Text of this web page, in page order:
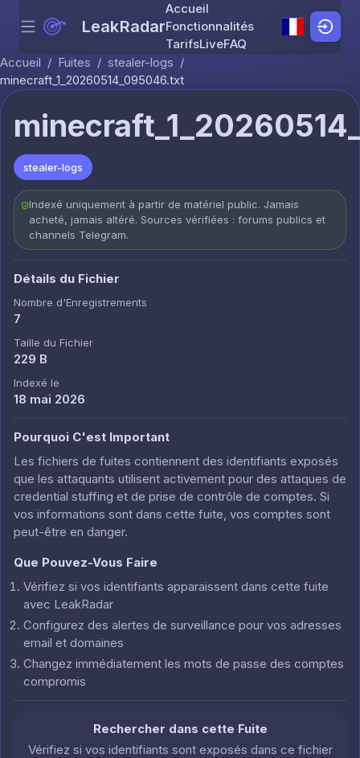
Skip to content
Menu LeakRadar
Accueil
Fonctionnalités
TarifsLiveFAQ
Accueil / Fuites / stealer-logs /
minecraft_1_20260514_095046.txt
stealer-logs
Indexé uniquement à partir de matériel public. Jamais
acheté, jamais altéré. Sources vérifiées : forums publics et
channels Telegram.
Détails du Fichier
Nombre d'Enregistrements
7
Taille du Fichier
229 B
Indexé le
18 mai 2026
Pourquoi C'est Important
Les fichiers de fuites contiennent des identifiants exposés
que les attaquants utilisent activement pour des attaques de
credential stuffing et de prise de contrôle de comptes. Si
vos informations sont dans cette fuite, vos comptes sont
peut-être en danger.
Que Pouvez-Vous Faire
Vérifiez si vos identifiants apparaissent dans cette fuite
avec LeakRadar
Configurez des alertes de surveillance pour vos adresses
email et domaines
Changez immédiatement les mots de passe des comptes
compromis
Rechercher dans cette Fuite
Vérifiez si vos identifiants sont exposés dans ce fichier